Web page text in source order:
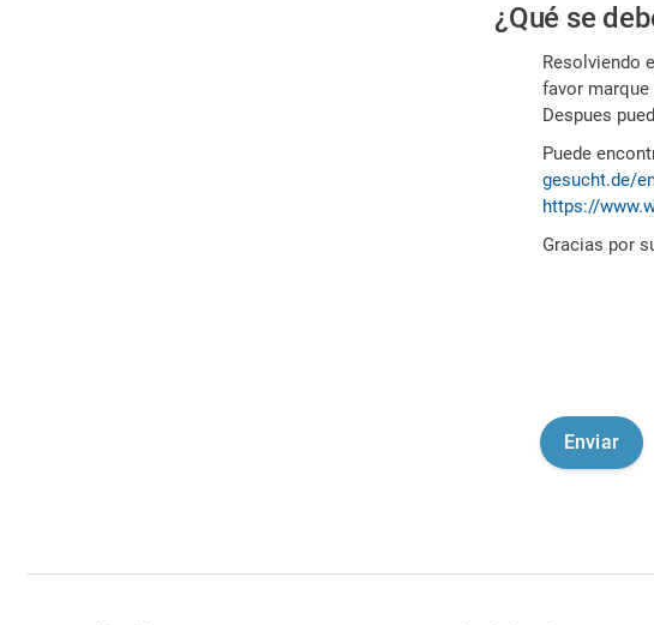
es
humano
¿Qué se
Resolviendo
favor
Despues
Puede
gesucht.de/
https://
Gracias por